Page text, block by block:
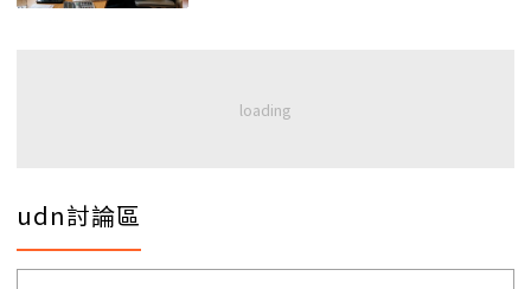
udn討論區